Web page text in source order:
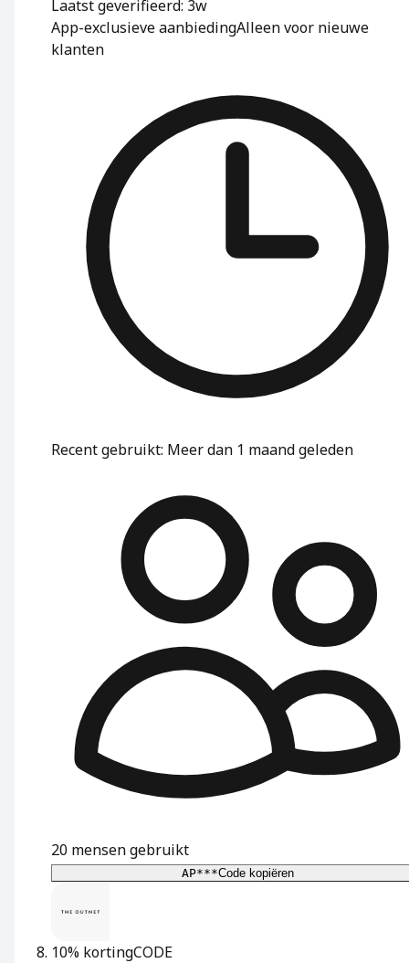
Laatst geverifieerd: 3w
App-exclusieve aanbiedingAlleen voor nieuwe
klanten
Recent gebruikt: Meer dan 1 maand geleden
20 mensen gebruikt
AP***Code kopiëren
10% kortingCODE